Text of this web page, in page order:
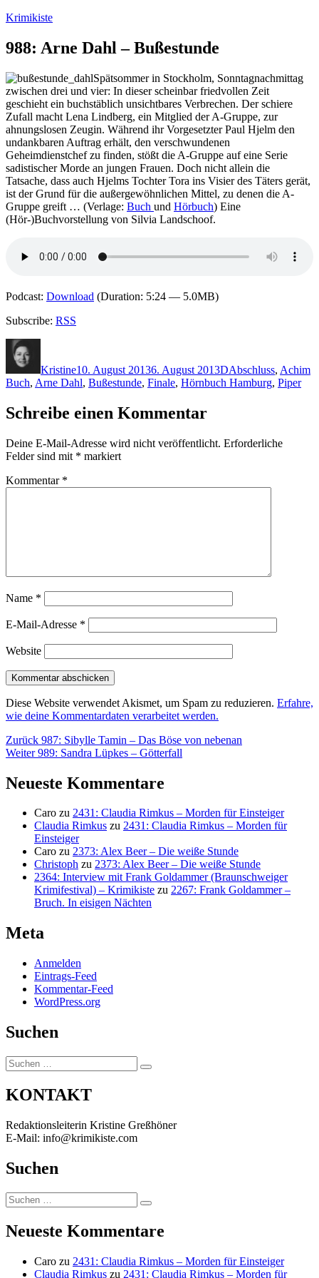
Zum
springen
Krimikiste
988: Arne Dahl – Bußestunde
Spätsommer in Stockholm, Sonntagnachmittag
zwischen drei und vier: In dieser scheinbar friedvollen Zeit
geschieht ein buchstäblich unsichtbares Verbrechen. Der schiere
Zufall macht Lena Lindberg, ein Mitglied der A-Gruppe, zur
ahnungslosen Zeugin. Während ihr Vorgesetzter Paul Hjelm den
undankbaren Auftrag erhält, den verschwundenen
Geheimdienstchef zu finden, stößt die A-Gruppe auf eine Serie
sadistischer Morde an jungen Frauen. Doch nicht allein die
Tatsache, dass auch Hjelms Tochter Tora ins Visier des Täters gerät,
ist der Grund für die außergewöhnlichen Mittel, zu denen die A-
Gruppe greift … (Verlage: Buch und Hörbuch) Eine
(Hör-)Buchvorstellung von Silvia Landschoof.
Podcast: Download (Duration: 5:24 — 5.0MB)
Subscribe: RSS
Kristine10. August 20136. August 2013DAbschluss, Achim
Buch, Arne Dahl, Bußestunde, Finale, Hörnbuch Hamburg, Piper
Schreibe einen Kommentar
Deine E-Mail-Adresse wird nicht veröffentlicht. Erforderliche
Felder sind mit * markiert
Kommentar *
Name *
E-Mail-Adresse *
Website
Diese Website verwendet Akismet, um Spam zu reduzieren. Erfahre,
wie deine Kommentardaten verarbeitet werden.
Beitragsnavigation
Zurück Vorheriger
Beitrag:
987: Sibylle Tamin – Das Böse von nebenan
Weiter Nächster
989: Sandra Lüpkes – Götterfall
Neueste Kommentare
Caro zu 2431: Claudia Rimkus – Morden für Einsteiger
Claudia Rimkus zu 2431: Claudia Rimkus – Morden für
Einsteiger
Caro zu 2373: Alex Beer – Die weiße Stunde
Christoph zu 2373: Alex Beer – Die weiße Stunde
2364: Interview mit Frank Goldammer (Braunschweiger
Krimifestival) – Krimikiste zu 2267: Frank Goldammer –
Bruch. In eisigen Nächten
Meta
Anmelden
Eintrags-Feed
Kommentar-Feed
WordPress.org
Suchen
Suchen
nach:
Suchen
KONTAKT
Redaktionsleiterin Kristine Greßhöner
E-Mail: info@krimikiste.com
Suchen
Suchen
nach:
Suchen
Neueste Kommentare
Caro zu 2431: Claudia Rimkus – Morden für Einsteiger
Claudia Rimkus zu 2431: Claudia Rimkus – Morden für